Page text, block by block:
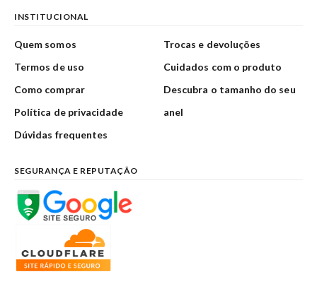
INSTITUCIONAL
Quem somos
Termos de uso
Como comprar
Política de privacidade
Dúvidas frequentes
Trocas e devoluções
Cuidados com o produto
Descubra o tamanho do seu
anel
SEGURANÇA E REPUTAÇÃO